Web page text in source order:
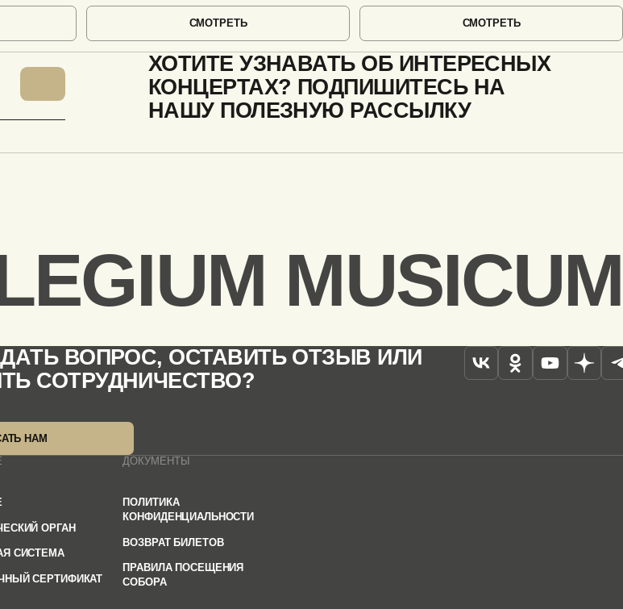
СМОТРЕТЬ СМОТРЕТЬ
ХОТИТЕ УЗНАВАТЬ ОБ ИНТЕРЕСНЫХ
КОНЦЕРТАХ? ПОДПИШИТЕСЬ НА
НАШУ ПОЛЕЗНУЮ РАССЫЛКУ
MUSICUM
ВОПРОС, ОСТАВИТЬ ОТЗЫВ ИЛИ
СОТРУДНИЧЕСТВО?
НАМ
ОРГАН
СИСТЕМА
СЕРТИФИКАТ
ДОКУМЕНТЫ
ПОЛИТИКА
КОНФИДЕНЦИАЛЬНОСТИ
ВОЗВРАТ БИЛЕТОВ
ПРАВИЛА ПОСЕЩЕНИЯ
СОБОРА